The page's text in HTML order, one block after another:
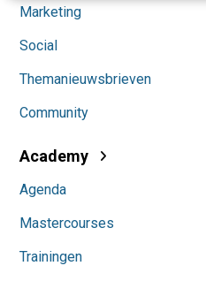
Marketing
Social
Themanieuwsbrieven
Community
Academy
Agenda
Mastercourses
Trainingen